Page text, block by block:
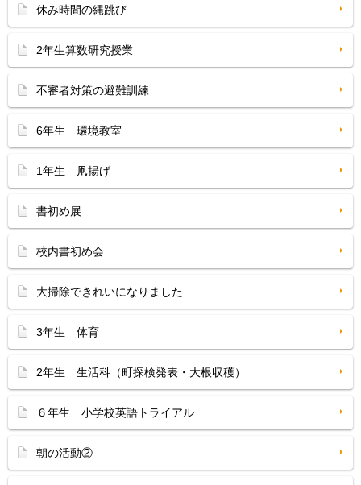
休み時間の縄跳び
2年生算数研究授業
不審者対策の避難訓練
6年生 環境教室
1年生 凧揚げ
書初め展
校内書初め会
大掃除できれいになりました
3年生 体育
2年生 生活科（町探検発表・大根収穫）
６年生 小学校英語トライアル
朝の活動②